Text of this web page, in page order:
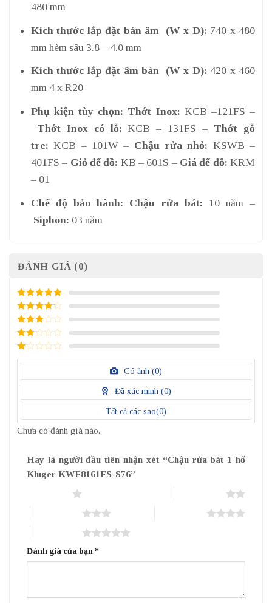
480 mm
Kích thước lắp đặt bán âm (W x D): 740 x 480
mm hèm sâu 3.8 – 4.0 mm
Kích thước lắp đặt âm bàn (W x D): 420 x 460
mm 4 x R20
Phụ kiện tùy chọn: Thớt Inox: KCB –121FS –
Thớt Inox có lỗ: KCB – 131FS – Thớt gỗ
tre: KCB – 101W – Chậu rửa nhỏ: KSWB –
401FS – Giỏ để đồ: KB – 601S – Giá để đồ: KRM
– 01
Chế độ bảo hành: Chậu rửa bát: 10 năm –
Siphon: 03 năm
ĐÁNH GIÁ (0)
5/ 5 điểm
4/ 5
điểm
3/ 5
điểm
2/
điểm
1
điểm
Có ảnh (0)
Đã xác minh (0)
Tất cả các sao(0)
Chưa có đánh giá nào.
Hãy là người đầu tiên nhận xét “Chậu rửa bát 1 hố
Kluger KWF8161FS-S76”
Đánh giá của bạn *